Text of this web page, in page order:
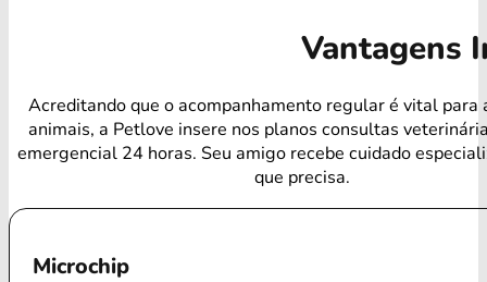
Vantagens
Acreditando que o acompanhamento regular é vital para
animais, a Petlove insere nos planos consultas
emergencial 24 horas. Seu amigo recebe cuidado
que precisa.
Microchip